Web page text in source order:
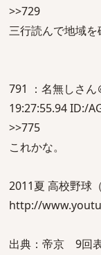
>>729
三行読んで地域を
791 ：名無しさ
19:27:55.94 ID:/
>>775
これかな。
2011夏 高校野球
http://
出典：帝京 9回